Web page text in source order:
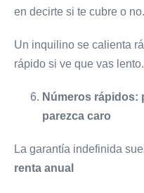
en decirte si te cubre o no.
Un inquilino se calienta
rápido si ve que vas lento.
Números rápidos:
parezca caro
La garantía indefinida
renta anual